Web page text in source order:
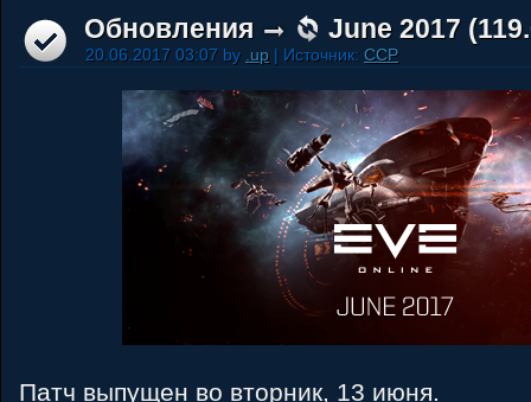
Обновления June 2017
20.06.2017 03:07 by .up | Источник: CCP
Патч выпущен во вторник, 13 июня.